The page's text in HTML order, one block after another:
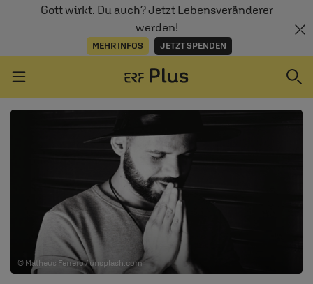
Gott wirkt. Du auch? Jetzt Lebensveränderer
werden!
MEHR INFOS JETZT SPENDEN
AUDIOTHEK
PROGRAMM
MITMACHEN
© Matheus Ferrero /unsplash.com